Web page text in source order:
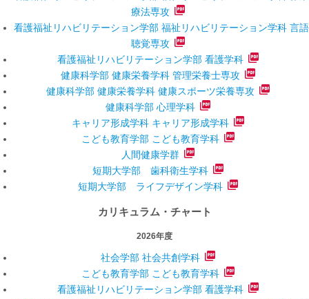
療法専攻
看護福祉リハビリテーション学部 福祉リハビリテーション学科 言語
聴覚専攻
看護福祉リハビリテーション学部 看護学科
健康科学部 健康栄養学科 管理栄養士専攻
健康科学部 健康栄養学科 健康スポーツ栄養専攻
健康科学部 心理学科
キャリア形成学科 キャリア形成学科
こども教育学部 こども教育学科
人間健康学群
短期大学部 歯科衛生学科
短期大学部 ライフデザイン学科
カリキュラム・チャート
2026年度
社会学部 社会共創学科
こども教育学部 こども教育学科
看護福祉リハビリテーション学部 看護学科